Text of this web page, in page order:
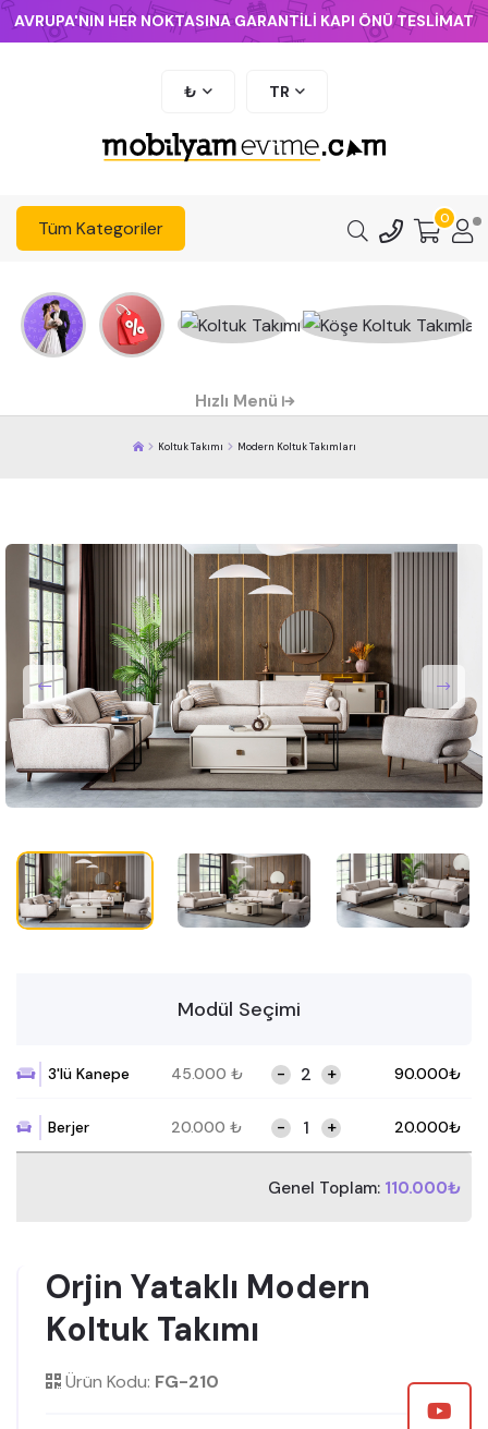
AVRUPA'NIN HER NOKTASINA GARANTİLİ KAPI ÖNÜ TESLİMAT
₺ TR
Tüm Kategoriler 0
Hızlı Menü
Koltuk Takımı Modern Koltuk Takımları
Modül Seçimi
3'lü Kanepe 45.000 ₺ - + 90.000₺
Berjer 20.000 ₺ - + 20.000₺
Genel Toplam: 110.000₺
Orjin Yataklı Modern
Koltuk Takımı
Ürün Kodu: FG-210